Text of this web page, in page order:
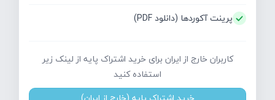
پرینت آکوردها (دانلود PDF)
کاربران خارج از ایران برای خرید اشتراک پایه از لینک زیر
استفاده کنید